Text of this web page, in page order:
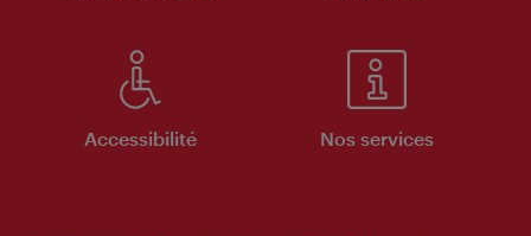
Accessibilité Nos services